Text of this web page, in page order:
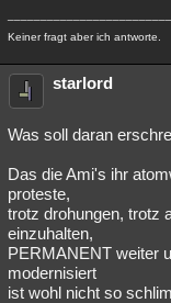
Keiner fragt aber ich antworte.
starlord
Was soll daran
Das die Ami's ihr
proteste,
trotz drohungen, trotz
einzuhalten,
PERMANENT weiter
modernisiert
ist wohl nicht so